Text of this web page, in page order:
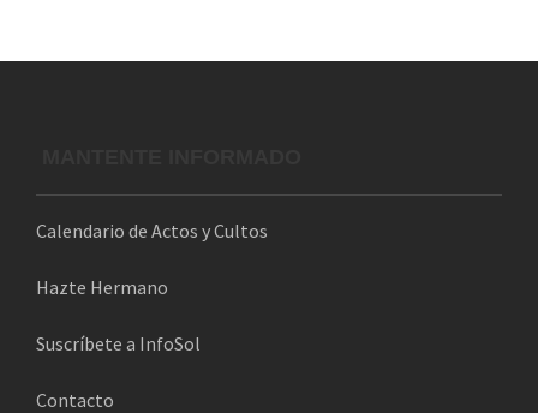
Calendario de Actos y Cultos
Hazte Hermano
Suscríbete a InfoSol
Contacto